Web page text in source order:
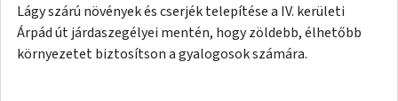
Lágy szárú növények és cserjék telepítése a IV. kerületi
Árpád út járdaszegélyei mentén, hogy zöldebb, élhetőbb
környezetet biztosítson a gyalogosok számára.